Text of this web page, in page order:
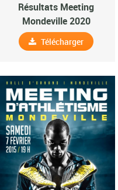
Résultats Meeting
Mondeville 2020
Télécharger